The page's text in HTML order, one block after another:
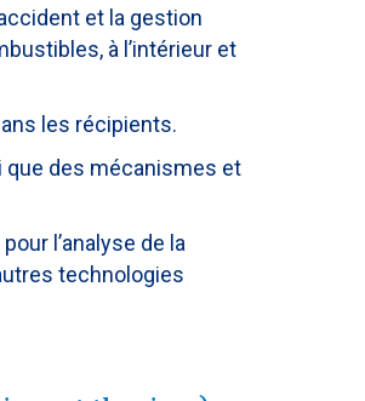
et la gestion
à l’intérieur et
les récipients.
des mécanismes et
l’analyse de la
technologies